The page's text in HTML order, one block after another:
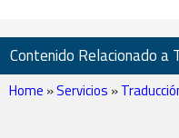
Contenido Relacionado a
Home »Servicios »